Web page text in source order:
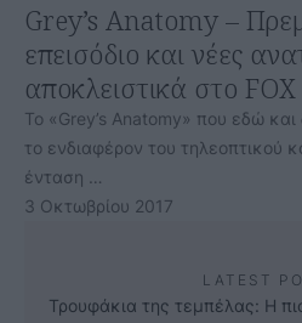
Grey’s Anatomy –
επεισόδιο και νέες
αποκλειστικά στο
Το «Grey’s Anatomy» που εδώ και
το ενδιαφέρον του τηλεοπτικού
ένταση …
3 Οκτωβρίου 2017
LATEST
Τρουφάκια της τεμπέλας: Η